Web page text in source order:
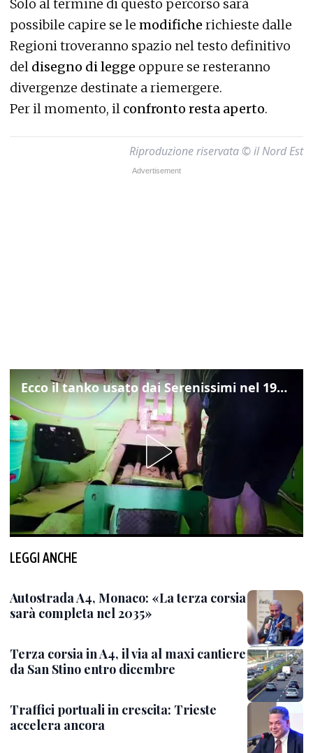
Solo al termine di questo percorso sarà
possibile capire se le modifiche richieste dalle
Regioni troveranno spazio nel testo definitivo
del disegno di legge oppure se resteranno
divergenze destinate a riemergere.
Per il momento, il confronto resta aperto.
Riproduzione riservata © il Nord Est
Ecco il tanko usato dai Serenissimi nel 1997 per il blitz a San Marco
LEGGI ANCHE
Autostrada A4, Monaco: «La terza corsia
sarà completa nel 2035»
Terza corsia in A4, il via al maxi cantiere
da San Stino entro dicembre
Traffici portuali in crescita: Trieste
accelera ancora